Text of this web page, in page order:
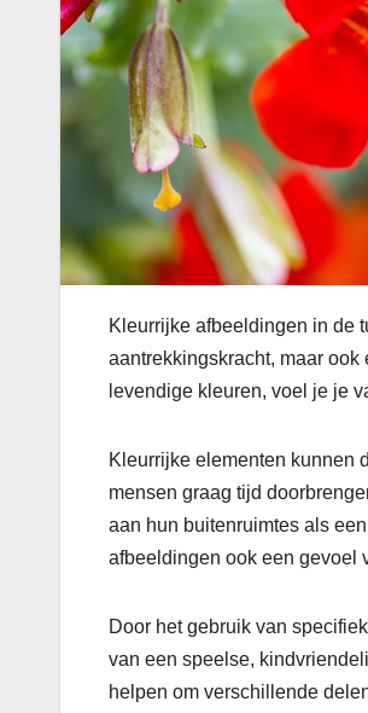
Kleurrijke afbeeldingen in de
aantrekkingskracht, maar
levendige kleuren, voel je je
Kleurrijke elementen kunnen
mensen graag tijd
aan hun buitenruimtes als
afbeeldingen ook een gevoel
Door het gebruik van
van een speelse,
helpen om verschillende